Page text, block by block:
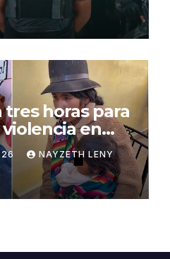
horas para
en
NAYZETH LENY